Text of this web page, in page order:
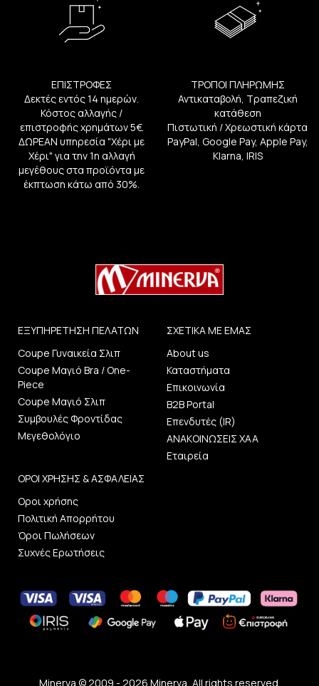
ΕΠΙΣΤΡΟΦΕΣ
Δεκτές εντός 14 ημερών.
Κόστος αλλαγής /
επιστροφής χρημάτων 5€.
ΔΩΡΕΑΝ υπηρεσία "Χέρι με
Χέρι" για την 1η αλλαγή
μεγέθους στα προϊόντα με
έκπτωση κάτω από 30%.
ΤΡΟΠΟΙ ΠΛΗΡΩΜΗΣ
Αντικαταβολή, Τραπεζική
κατάθεση
Πιστωτική / Χρεωστική κάρτα
PayPal, Google Pay, Apple Pay,
Klarna, IRIS
ΕΞΥΠΗΡΕΤΗΣΗ ΠΕΛΑΤΩΝ
Coupe Γυναικεία Σλιπ
Coupe Μαγιό Bra / One-
Piece
Coupe Μαγιό Σλιπ
Συμβουλές Φροντίδας
Μεγεθολόγιο
ΣΧΕΤΙΚΑ ΜΕ ΕΜΑΣ
About us
Καταστήματα
Επικοινωνία
B2B Portal
Επενδυτές (IR)
ΑΝΑΚΟΙΝΩΣΕΙΣ ΧΑΑ
Εταιρεία
ΟΡΟΙ ΧΡΗΣΗΣ & ΑΣΦΑΛΕΙΑΣ
Οροι χρήσης
Πολιτική Απορρήτου
Όροι Πωλήσεων
Συχνές Ερωτήσεις
Minerva © 2009 - 2026 Minerva, All rights reserved.